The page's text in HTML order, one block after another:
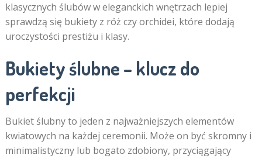
klasycznych ślubów w eleganckich wnętrzach lepiej
sprawdzą się bukiety z róż czy orchidei, które dodają
uroczystości prestiżu i klasy.
Bukiety ślubne – klucz do
perfekcji
Bukiet ślubny to jeden z najważniejszych elementów
kwiatowych na każdej ceremonii. Może on być skromny i
minimalistyczny lub bogato zdobiony, przyciągający